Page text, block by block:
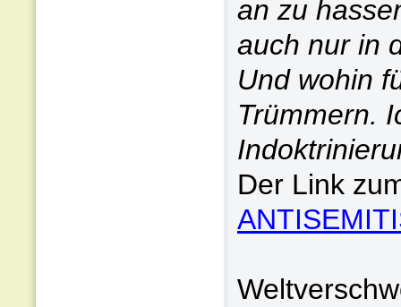
an zu
auch nur in
Und wohin
Trümmern.
Der Link